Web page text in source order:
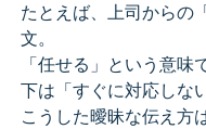
たとえば、上司からの
文。
「任せる」という意
下は「すぐに対応しな
こうした曖昧な伝え方